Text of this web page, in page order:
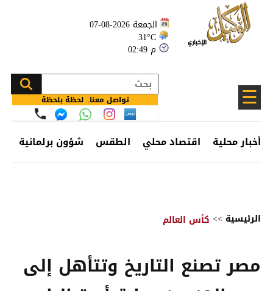
الجمعة 2026-08-07
31°C
02:49 م
☰ تواصل معنا.. لحظة بلحظة
أخبار محلية اقتصاد محلي الطقس شؤون برلمانية
الرئيسية >> كأس العالم
مصر تصنع التاريخ وتتأهل إلى